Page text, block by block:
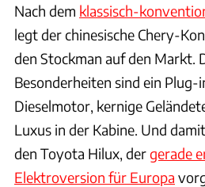
Nach dem klassisch-
legt der chinesische Chery-
den Stockman auf den Markt.
Besonderheiten sind ein
Dieselmotor, kernige
Luxus in der Kabine. Und
den Toyota Hilux, dergerade
Elektroversion für Europa